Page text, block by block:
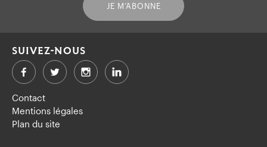
JE M’ABONNE
Contact
Mentions légales
Plan du site
SUIVEZ-NOUS
FacebookTwitter LinkedIn